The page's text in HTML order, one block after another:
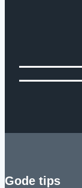
Gode tips